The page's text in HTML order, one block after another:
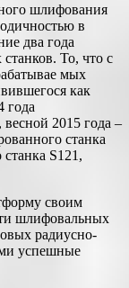
шлифования
в
два года
То, что с
мых
как
года
2015 года –
станка
S121,
своим
шлифовальных
радиусно-
успешные